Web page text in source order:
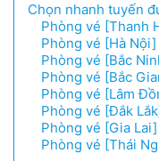
Chọn nhanh tuyến
Phòng vé [Thanh
Phòng vé [Hà Nội]
Phòng vé [Bắc
Phòng vé [Bắc
Phòng vé [Lâm
Phòng vé [Đắk
Phòng vé [Gia Lai]
Phòng vé [Thái